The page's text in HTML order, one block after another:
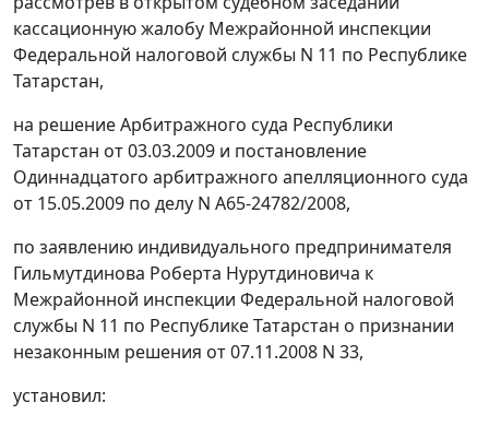
кассационную жалобу Межрайонной инспекции
Федеральной налоговой службы N 11 по Республике
Татарстан,
на решение Арбитражного суда Республики
Татарстан от 03.03.2009 и постановление
Одиннадцатого арбитражного апелляционного суда
от 15.05.2009 по делу N А65-24782/2008,
по заявлению индивидуального предпринимателя
Гильмутдинова Роберта Нурутдиновича к
Межрайонной инспекции Федеральной налоговой
службы N 11 по Республике Татарстан о признании
незаконным решения от 07.11.2008 N 33,
установил: